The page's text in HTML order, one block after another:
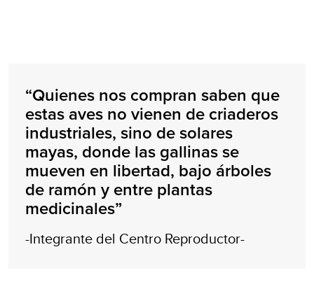
“Quienes nos compran saben que
estas aves no vienen de criaderos
industriales, sino de solares
mayas, donde las gallinas se
mueven en libertad, bajo árboles
de ramón y entre plantas
medicinales”
-Integrante del Centro Reproductor-